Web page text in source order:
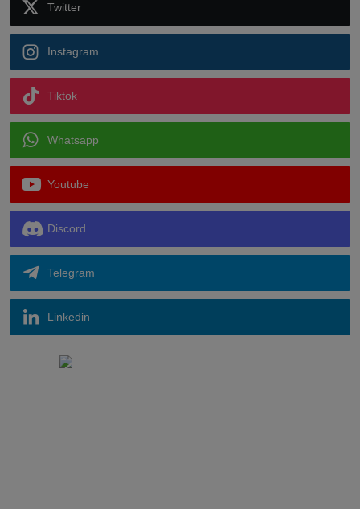
Twitter
Instagram
Tiktok
Whatsapp
Youtube
Discord
Telegram
Linkedin